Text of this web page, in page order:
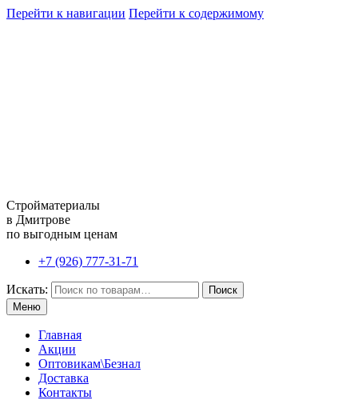
Перейти к навигации Перейти к содержимому
Стройматериалы
в Дмитрове
по выгодным ценам
+7 (926) 777-31-71
Искать:
Поиск
Меню
Главная
Акции
Оптовикам\Безнал
Доставка
Контакты